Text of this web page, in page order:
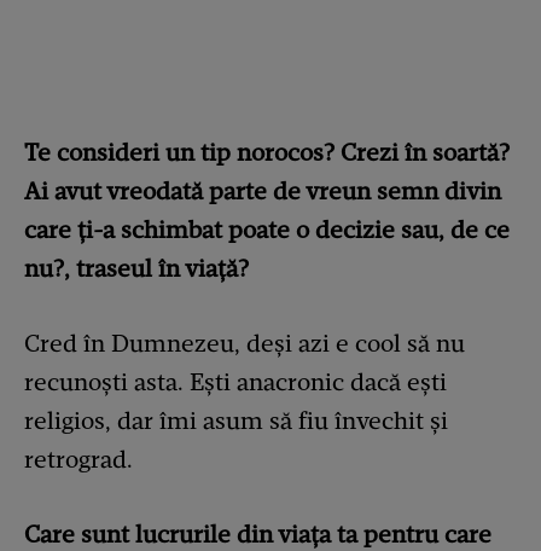
Te consideri un tip norocos? Crezi în soartă?
Ai avut vreodată parte de vreun semn divin
care ți-a schimbat poate o decizie sau, de ce
nu?, traseul în viață?
Cred în Dumnezeu, deși azi e cool să nu
recunoști asta. Ești anacronic dacă ești
religios, dar îmi asum să fiu învechit și
retrograd.
Care sunt lucrurile din viața ta pentru care